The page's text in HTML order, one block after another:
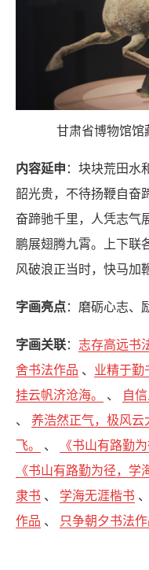
甘肃省博物馆
内容延申 ：块块荒田水
韶光贵，不待扬鞭自
奋蹄驰千里，人凭志气
鹏展翅腾九霄。上下联
风破浪正当时，快马加
字画亮点：磨砺心志、
字画关联： 志存高远书
舍书法作品 、 业精于勤
挂云帆济沧海。
、 自
、养浩然正气，极风云
飞。
、 《书山有路勤
《书山有路勤为径，学
隶书 、 学海无涯楷书 、
作品 、 只争朝夕书法